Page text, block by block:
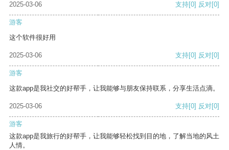
2025-03-06 支持[0] 反对[0]
游客
这个软件很好用
2025-03-06 支持[0] 反对[0]
游客
这款app是我社交的好帮手，让我能够与朋友保持联系，分享生活点滴。
2025-03-06 支持[0] 反对[0]
游客
这款app是我旅行的好帮手，让我能够轻松找到目的地，了解当地的风土
人情。